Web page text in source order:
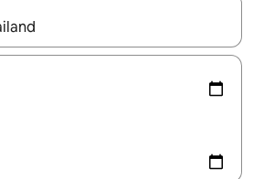
k dispozícii, môžete si ich prechádzať